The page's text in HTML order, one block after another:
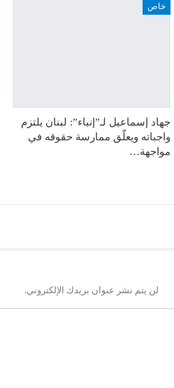
خاص
جهاد إسماعيل لـ”إنباء”: لبنان يلتزم
واجباته ويعلّق ممارسة حقوقه في
مواجهة…
لن يتم نشر عنوان بريدك الإلكتروني.